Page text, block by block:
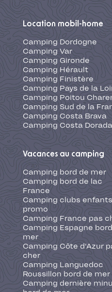
Location mobil-home
Camping Dordogne
Camping Var
Camping Gironde
Camping Hérault
Camping Finistère
Camping Pays de la
Camping Poitou
Camping Sud de la
Camping Costa Brava
Camping Costa Dorada
Vacances au camping
Camping bord de mer
Camping bord de lac
France
Camping clubs
promo
Camping France pas
Camping Espagne
mer
Camping Côte d'Azur
cher
Camping Languedoc
Roussillon bord de mer
Camping dernière